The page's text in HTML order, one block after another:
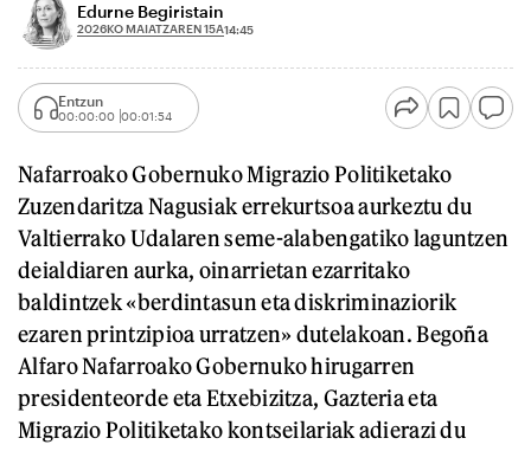
Edurne Begiristain
2026KO MAIATZAREN 15A14:45
Entzun
00:00:00 00:01:54
Nafarroako Gobernuko Migrazio Politiketako
Zuzendaritza Nagusiak errekurtsoa aurkeztu du
Valtierrako Udalaren seme-alabengatiko laguntzen
deialdiaren aurka, oinarrietan ezarritako
baldintzek «berdintasun eta diskriminaziorik
ezaren printzipioa urratzen» dutelakoan. Begoña
Alfaro Nafarroako Gobernuko hirugarren
presidenteorde eta Etxebizitza, Gazteria eta
Migrazio Politiketako kontseilariak adierazi du